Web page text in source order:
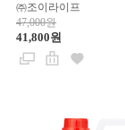
㈜조이라이프
47,000원
41,800원